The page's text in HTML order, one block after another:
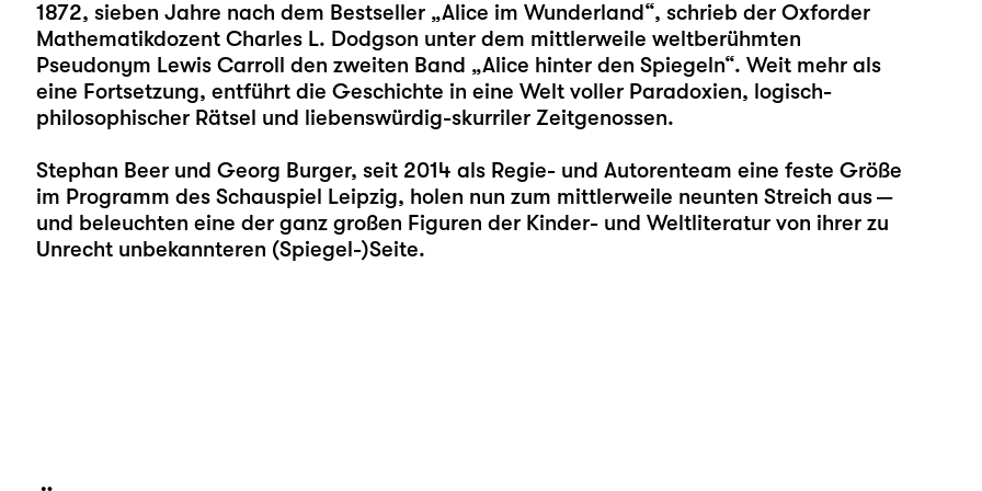
1872, sieben Jahre nach dem Bestseller „Alice im Wunderland“, schrieb der Oxforder
Mathematikdozent Charles L. Dodgson unter dem mittlerweile weltberühmten
Pseudonym Lewis Carroll den zweiten Band „Alice hinter den Spiegeln“. Weit mehr als
eine Fortsetzung, entführt die Geschichte in eine Welt voller Paradoxien, logisch-
philosophischer Rätsel und liebenswürdig-skurriler Zeitgenossen.
Stephan Beerund Georg Burger, seit 2014 als Regie- und Autorenteam eine feste Größe
im Programm des Schauspiel Leipzig, holen nun zum mittlerweile neunten Streich aus —
und beleuchten eine der ganz großen Figuren der Kinder- und Weltliteratur von ihrer zu
Unrecht unbekannteren (Spiegel-)Seite.